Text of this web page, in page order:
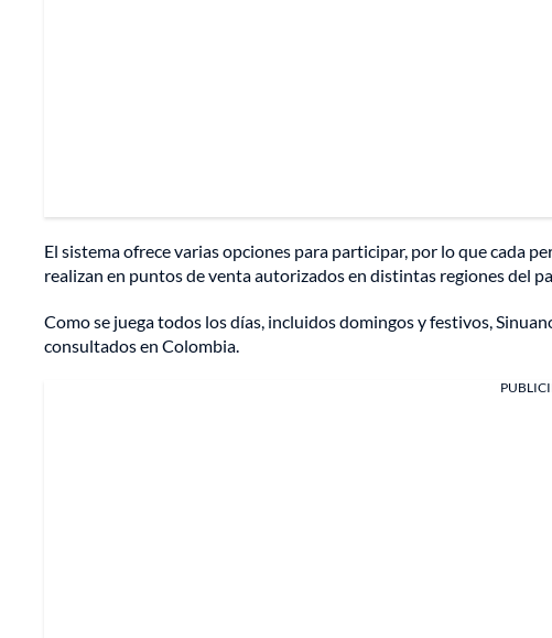
El sistema ofrece varias opciones para participar, por lo que cada
realizan en puntos de venta autorizados en distintas regiones del
Como se juega todos los días, incluidos domingos y festivos,
consultados en Colombia.